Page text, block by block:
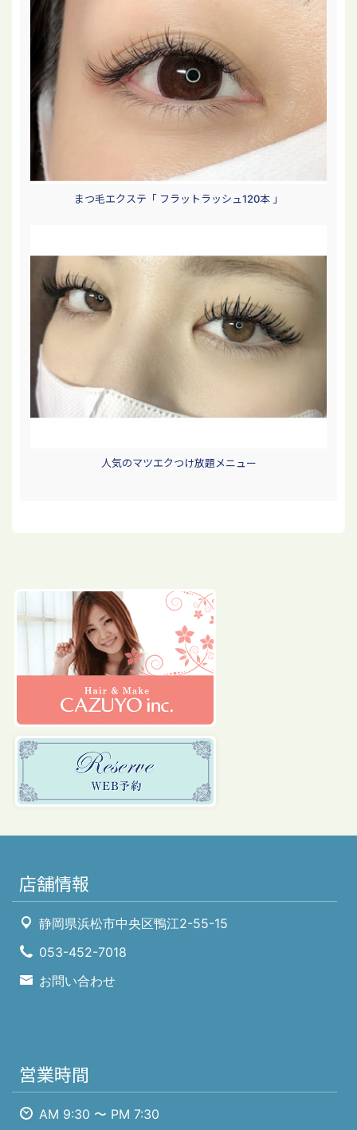
まつ毛エクステ「 フラットラッシュ120本 」
人気のマツエクつけ放題メニュー
店舗情報
静岡県浜松市中央区鴨江2-55-15
053-452-7018
お問い合わせ
営業時間
AM 9:30 〜 PM 7:30